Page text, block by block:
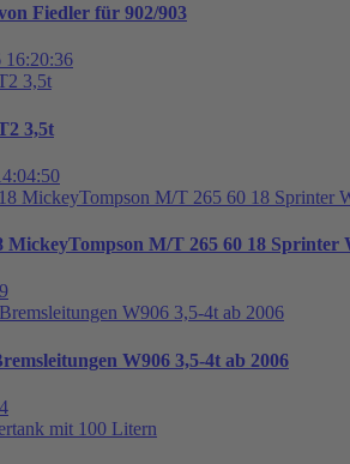
Fiedler für 902/903
16:20:36
3,5t
MickeyTompson M/T 265 60 18 Sprinter
W906 3,5-4t ab 2006